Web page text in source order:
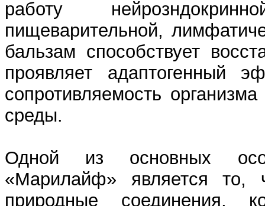
работу
пищеварительной,
бальзам способствует
проявляет адаптогенный
сопротивляемость
среды.
Одной из основных
«Марилайф» является то,
природные соединения,